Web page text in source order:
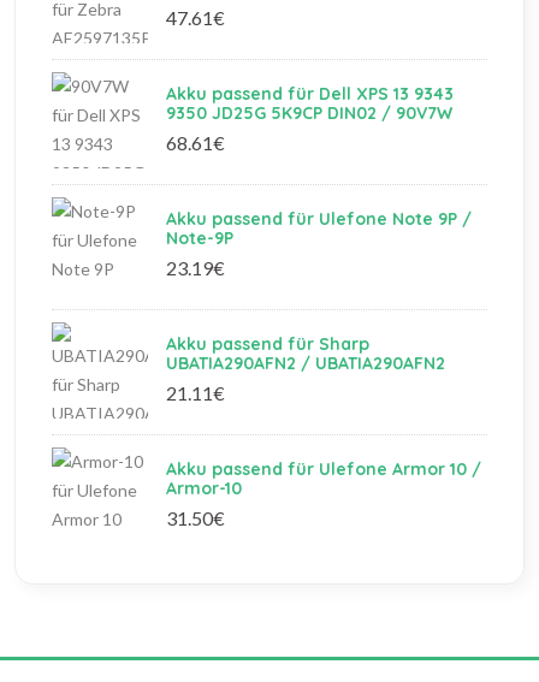
47.61€
Akku passend für Dell XPS 13 9343
9350 JD25G 5K9CP DIN02 / 90V7W
68.61€
Akku passend für Ulefone Note 9P /
Note-9P
23.19€
Akku passend für Sharp
UBATIA290AFN2 / UBATIA290AFN2
21.11€
Akku passend für Ulefone Armor 10 /
Armor-10
31.50€